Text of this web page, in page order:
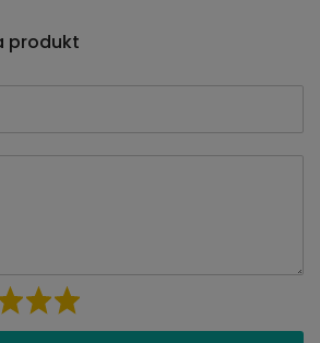
produkt